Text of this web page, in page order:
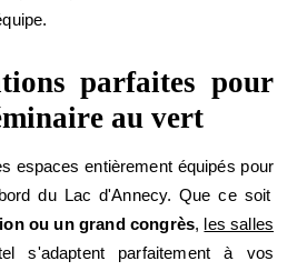
parfaites pour
au vert
espaces entièrement équipés pour
du Lac d'Annecy. Que ce soit
ou un grand congrès, les salles
s'adaptent parfaitement à vos